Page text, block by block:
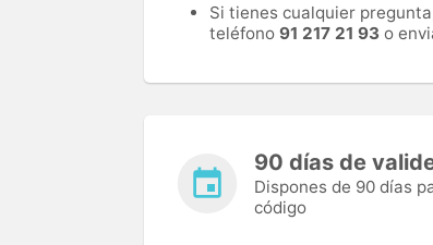
Si tienes cualquier
teléfono 91 217 21 93 o
90 días de
Dispones de 90 días
código